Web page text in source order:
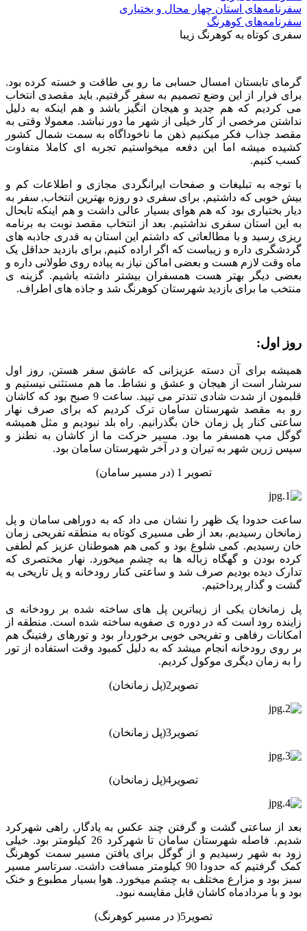
سفرنامه‌های استان چهار محال و بختیاری
سفرنامه‌های کوهرنگ
سفری کوتاه به کوهرنگ زیبا
گرمای تابستان امسال حسابی ما رو بی طاقت و خسته کرده بود.
برای فرار از این وضع تصمیم به سفر گرفتیم, باید مقصدی انتخاب
می کردیم که هم جدید و هیجان انگیز باشد و هم اینکه به دلیل
نداشتن مرخصی از کار خیلی از شهر ما دور نباشد. معمولا وقتی به
مقصد جذاب فکر میکنیم ذهن ما ناخوداگاه به سمت شمال کشور
کشیده میشه اما این دفعه میخواستیم تجربه ای کاملا متفاوت
کسب کنیم.
با توجه به تبلیغات و صفحات ایرانگردی مجازی و اطلاعات کم و
بیش خوبی که داشتیم, برای سفری دو روزه بهترین انتخاب, سفر به
دیار بختیاری بود که هم هوای بسیار عالی داشت و هم اینکه تابحال
به این استان سفری نداشتیم. بعد از انتخاب مقصد نوبت به برنامه
ریزی رسید و با مطالعاتی که داشتم این استان به قدری جاذبه های
گردشگری داره و زیباست که اگر اراده کنیم, برای بازدید حداقل یک
ماه وقت لازم هست و بعضی اماکن نیاز به پیاده روی طولانی داره و
بعضی دیگر بهتر هست همسفران بیشتر داشته باشیم. گزینه ی
منتخب ما برای بازدید شهرستان کوهرنگ شد و جاذه های اطراف.
روز اول:
همیشه برای آن دسته عزیزانی که عاشق سفر هستن, روز اول
سرشار است از هیجان و عشق و نشاط. ما هم مستثنی نیستیم و
قلبمون از شدت شادی تندتر می تپید. ساعت 9 صبح بود که کاشان
رو به مقصد شهرستان سامان ترک کردیم که برای صرف نهار
ساعتی کنار پل زمان خان بگذرانیم. راه بلد نبودیم و مثل همیشه
گوگل مپ همسفر ما بود. مسیر حرکت ما از کاشان به نطنز و
سپس زرین شهر به تیران و در آخر شهرستان سامان بود.
تصویر 1 (در مسیر سامان)
ساعت حدودا یک ظهر را نشان می داد که به دوراهی سامان و پل
زمانخان رسیدیم. بعد از طی مسیری کوتاه به منطقه تفریحی زمان
خان رسیدیم. کمی شلوغ بود و کمی هم هموطنان عزیز کم لطفی
کرده بودن و گهگاه زباله ها به چشم میخورد. نهار مختصری که
تدارک دیده بودیم صرف شد و ساعتی کنار رودخانه و پل تاریخی به
گشت و گذار پرداختیم.
پل زمانخان یکی از زیباترین پل های ساخته شده بر رودخانه ی
زاینده رود است که در دوره ی صفویه ساخته شده است. منطقه از
امکانات رفاهی و تفریحی خوبی برخوردار بود و تورهای رفتینگ هم
بر روی رودخانه انجام میشد که به دلیل کمبود وقت استفاده از تور
را به زمان دیگری موکول کردیم.
تصویر2(پل زمانخان)
تصویر3(پل زمانخان)
تصویر4(پل زمانخان)
بعد از ساعتی گشت و گرفتن چند عکس به یادگار, راهی شهرکرد
شدیم. فاصله شهرستان سامان تا شهرکرد 26 کیلومتر بود. خیلی
زود به شهر رسیدیم و از گوگل برای یافتن مسیر سمت کوهرنگ
کمک گرفتیم که حدودا 90 کیلومتر مسافت داشت. سرتاسر مسیر
سبز بود و مزارع مختلف به چشم میخورد. هوا بسیار مطبوع و خنک
بود و با مردادماه کاشان قابل مقایسه نبود.
تصویر5( در مسیر کوهرنگ)